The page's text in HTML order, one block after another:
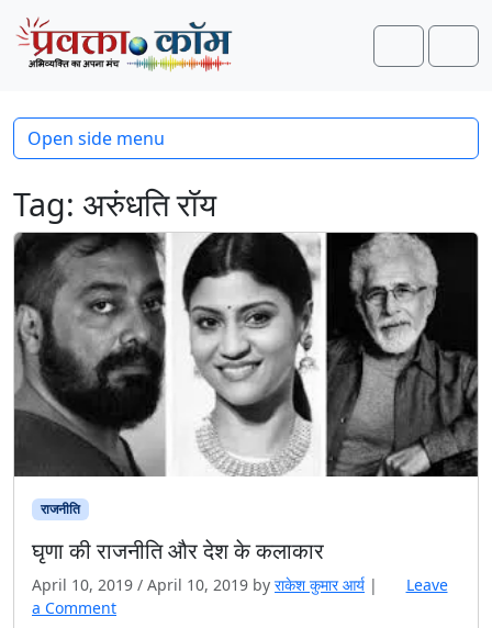
Skip to content
Skip to footer
Search
Tag: अरुंधति रॉय
राजनीति
घृणा की राजनीति और देश के कलाकार
April 10, 2019 / April 10, 2019 by राकेश कुमार आर्य |
Leave
a Comment
Open side menu